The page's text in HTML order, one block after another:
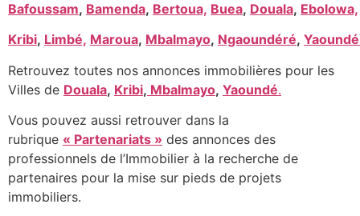
Bafoussam, Bamenda, Bertoua, Buea, Douala, Ebolowa,
Kribi, Limbé, Maroua, Mbalmayo, Ngaoundéré,
Retrouvez toutes nos annonces immobilières pour les
Villes de Douala, Kribi, Mbalmayo, Yaoundé.
Vous pouvez aussi retrouver dans la
rubrique « Partenariats » des annonces des
professionnels de l’Immobilier à la recherche de
partenaires pour la mise sur pieds de projets
immobiliers.